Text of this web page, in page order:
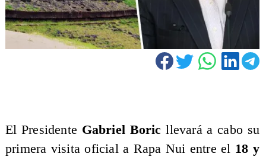
El Presidente Gabriel Boric llevará a cabo su
primera visita oficial a Rapa Nui entre el 18 y